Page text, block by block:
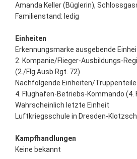
Amanda Keller (Büglerin),
Familienstand: ledig
Einheiten
Erkennungsmarke ausgebende
2. Kompanie/Flieger-Ausbildungs-
(2./Flg.Ausb.Rgt. 72)
Nachfolgende Einheiten/Truppenteile
4. Flughafen-Betriebs-Kommando (4.
Wahrscheinlich letzte Einheit
Luftkriegsschule in Dresden-
Kampfhandlungen
Keine bekannt